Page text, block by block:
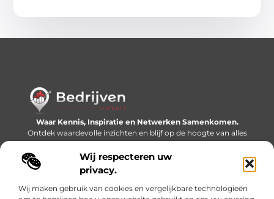
Wij respecteren uw
privacy.
Wij maken gebruik van cookies en vergelijkbare technologieën
Waar Kennis, Inspiratie en Netwerken Samenkomen.
Ontdek waardevolle inzichten en blijf op de hoogte van alles
wat er speelt in de wereld.
Bericht categorie